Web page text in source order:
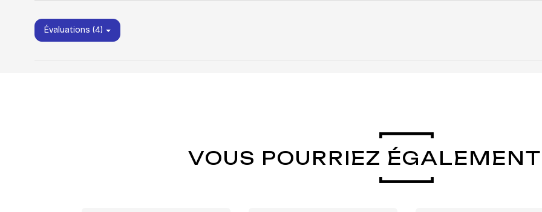
Évaluations (4)
VOUS POURRIEZ